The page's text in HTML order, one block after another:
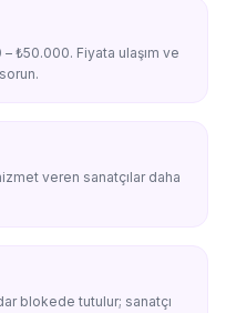
₺50.000. Fiyata ulaşım ve
veren sanatçılar daha
blokede tutulur; sanatçı